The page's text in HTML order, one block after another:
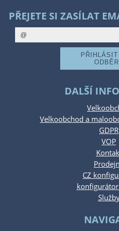
PŘEJETE SI ZASÍLAT
DALŠÍ
Velkoobchod a
GDPR
VOP
CZ